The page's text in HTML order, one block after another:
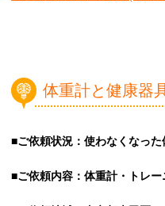
体重計と健康器
■ご依頼状況：使わなくなっ
■ご依頼内容：体重計・トレ